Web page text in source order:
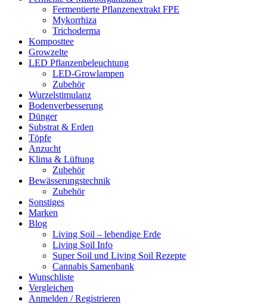
Fermentierte Pflanzenextrakt FPE
Mykorrhiza
Trichoderma
Komposttee
Growzelte
LED Pflanzenbeleuchtung
LED-Growlampen
Zubehör
Wurzelstimulanz
Bodenverbesserung
Dünger
Substrat & Erden
Töpfe
Anzucht
Klima & Lüftung
Zubehör
Bewässerungstechnik
Zubehör
Sonstiges
Marken
Blog
Living Soil – lebendige Erde
Living Soil Info
Super Soil und Living Soil Rezepte
Cannabis Samenbank
Wunschliste
Vergleichen
Anmelden / Registrieren